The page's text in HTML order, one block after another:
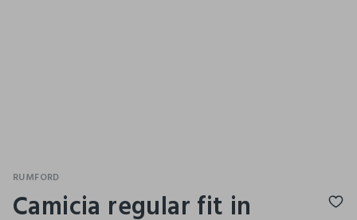
RUMFORD
Camicia regular fit in